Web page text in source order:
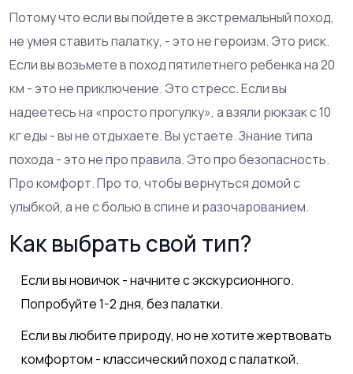
Потому что если вы пойдете в экстремальный поход,
не умея ставить палатку, - это не героизм. Это риск.
Если вы возьмете в поход пятилетнего ребенка на 20
км - это не приключение. Это стресс. Если вы
надеетесь на «просто прогулку», а взяли рюкзак с 10
кг еды - вы не отдыхаете. Вы устаете. Знание типа
похода - это не про правила. Это про безопасность.
Про комфорт. Про то, чтобы вернуться домой с
улыбкой, а не с болью в спине и разочарованием.
Как выбрать свой тип?
Если вы новичок - начните с экскурсионного.
Попробуйте 1-2 дня, без палатки.
Если вы любите природу, но не хотите жертвовать
комфортом - классический поход с палаткой.